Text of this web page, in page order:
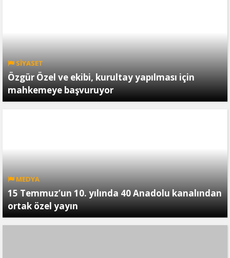
SİYASET
Özgür Özel ve ekibi, kurultay yapılması için
mahkemeye başvuruyor
MEDYA
15 Temmuz’un 10. yılında 40 Anadolu kanalından
ortak özel yayın